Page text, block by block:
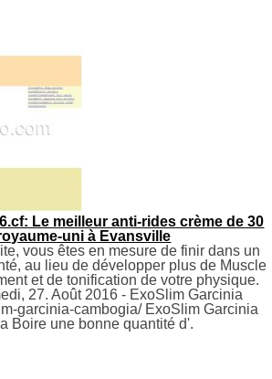
Le meilleur anti-rides crème de 30
uni à Evansville
vous êtes en mesure de finir dans un
au lieu de développer plus de Muscle
et de tonification de votre physique.
27. Août 2016 - ExoSlim Garcinia
garcinia-cambogia/ ExoSlim Garcinia
Boire une bonne quantité d'.